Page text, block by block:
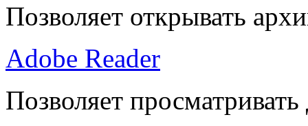
Позволяет открывать
Adobe Reader
Позволяет